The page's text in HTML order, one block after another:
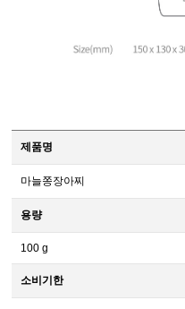
제품명
마늘쫑장아찌
용량
100 g
소비기한